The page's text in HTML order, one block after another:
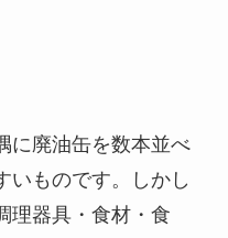
に廃油缶を数本並べ
いものです。しかし
理器具・食材・食